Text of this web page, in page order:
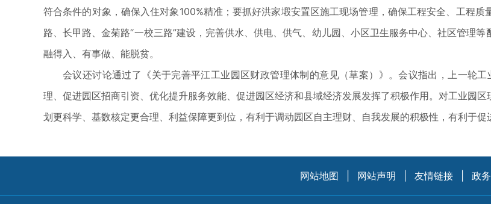
符合条件的对象，确保入住对象100%精准；要抓好洪家塅安置区施工现场管理，确保工程安全、工程
路、长甲路、金菊路“一校三路”建设，完善供水、供电、供气、幼儿园、小区卫生服务中心、社区管理
融得入、有事做、能脱贫。
会议还讨论通过了《关于完善平江工业园区财政管理体制的意见（草案）》。会议指出，上一轮
理、促进园区招商引资、优化提升服务效能、促进园区经济和县域经济发展发挥了积极作用。对工业园
划更科学、基数核定更合理、利益保障更到位，有利于调动园区自主理财、自我发展的积极性，有利于促
网站地图 网站声明 友情链接 政